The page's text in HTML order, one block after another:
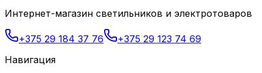
Интернет-магазин светильников и электротоваров
+375 29 184 37 76
+375 29 123 74 69
Навигация